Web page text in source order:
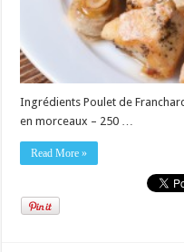
Ingrédients Poulet de
en morceaux – 250 …
Read More »